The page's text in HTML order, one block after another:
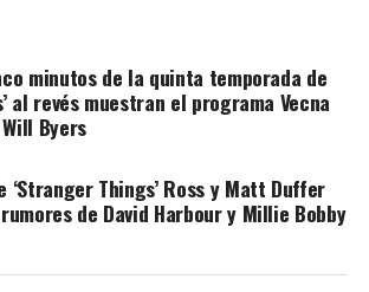
minutos de la quinta temporada de
al revés muestran el programa Vecna
Byers
‘Stranger Things’ Ross y Matt Duffer
de David Harbour y Millie Bobby